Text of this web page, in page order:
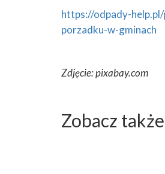
https://odpady-
porzadku-w-gminach
Zdjęcie: pixabay.com
Zobacz także